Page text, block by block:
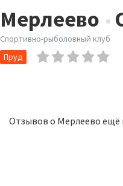
Мерлеево
Спортивно-рыболовный клуб
Пруд
Отзывов о Мерлеево ещё